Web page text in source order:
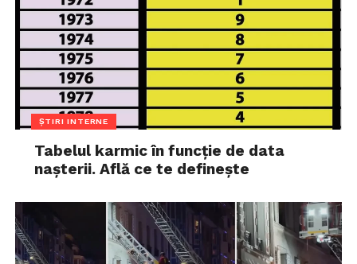
ȘTIRI INTERNE
Tabelul karmic în funcție de data
nașterii. Află ce te definește